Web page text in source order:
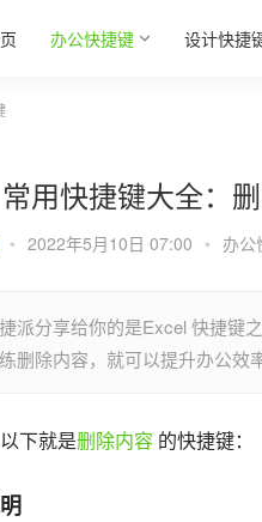
办公快捷键 设计快捷
用快捷键大全：
• 2022年5月10日 07:00 • 办公
派分享给你的是Excel 快捷键
删除内容，就可以提升办公效率
以下就是删除内容 的快捷键：